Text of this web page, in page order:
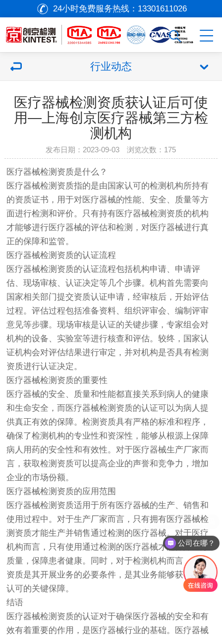
24小时免费服务热线： 13301611026
行业动态
医疗器械检测资质获认证后可使
用—上海创京医疗器械第三方检
测机构
发布日期：2023-09-03 浏览次数： 175
医疗器械检测资质是什么？
医疗器械检测资质指的是由国家认可的检测机构所持有
的资质证书，用于对医疗器械的性能、安全、质量等方
面进行检测和评价。只有持有医疗器械检测资质的机构
才能够进行医疗器械的评估和检测，对医疗器械进行真
正的保障和监管。
医疗器械检测资质的认证流程
医疗器械检测资质的认证流程包括机构申请、申请评
估、现场审核、认证决定等几个步骤。机构首先需要向
国家相关部门提交资质认证申请，经审核后，开始评估
过程。评估过程包括准备资料、组织评审会、编制评审
意见等步骤。现场审核是认证的关键步骤，专家组会对
机构的设备、实验室等进行核查和评估。较终，国家认
证机构会对评估结果进行审定，并对机构是否具有检测
资质进行认证决定。
医疗器械检测资质的重要性
医疗器械的安全、质量和性能都直接关系到病人的健康
和生命安全，而医疗器械检测资质的认证可以为病人提
供真正有效的保障。检测资质具有严格的标准和程序，
确保了检测机构的专业性和资深性，能够从根源上保障
病人用药的安全性和有效性。对于医疗器械生产厂家而
言，获取检测资质可以提高企业的声誉和竞争力，增加
企业的市场份额。
医疗器械检测资质的应用范围
医疗器械检测资质适用于所有医疗器械的生产、销售和
使用过程中。对于生产厂家而言，只有拥有医疗器械检
测资质才能生产并销售通过检测的医疗器械。对于医疗
机构而言，只有使用通过检测的医疗器械才能保障医疗
质量，保障患者健康。同时，对于检测机构而言，检测
资质是其开展业务的必要条件，是其业务能够获得社会
认可的关键保障。
结语
医疗器械检测资质的认证对于确保医疗器械的安全和有
效有着重要的作用，是医疗器械行业的基础。医疗器械
公司在哪？